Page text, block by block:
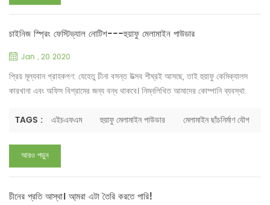
চাইনিজ স্প্রিং ফেস্টিভ্যাল নোটিশ---হুয়াফু মেলামাইন পাউডার
Jan , 20 2020
প্রিয় মূল্যবান গ্রাহকগণ: যেহেতু চীনা বসন্ত উত্সব শীঘ্রই আসছে, তাই হুয়াফু কেমিক্যালস
কারখানা এবং অফিস বিশ্রামের জন্য বন্ধ থাকবে। নিম্নলিখিত আমাদের কোম্পানি ব্যবস্থা.
2020 - 31শে জানুয়ারী, 2020 দ্রষ্টব্য: আপনার যদি মেলামাইন ছাঁচনির্মাণ যৌগ এবং
TAGS : এইচএফএম হুয়াফু মেলামাইন পাউডার মেলামাইন ছাঁচনির্মাণ যৌগ
আরও পড়ুন
চীনের প্রতি আস্থা। আ্মরা এটা তৈরি করতে পারি!